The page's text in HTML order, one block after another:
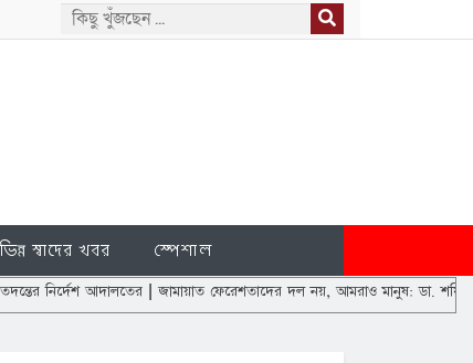
ভিন্ন স্বাদের খবর স্পেশাল
| জামায়াত ফেরেশতাদের দল নয়, আমরাও মানুষ: ডা. শফিকুর রহমান|এবার